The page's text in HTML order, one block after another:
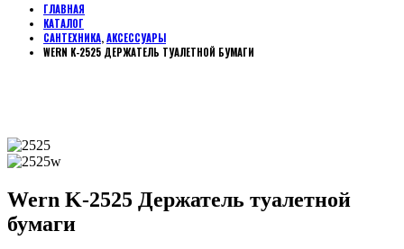
ГЛАВНАЯ
КАТАЛОГ
САНТЕХНИКА,АКСЕССУАРЫ
WERN K-2525 ДЕРЖАТЕЛЬ ТУАЛЕТНОЙ БУМАГИ
Wern K-2525 Держатель туалетной
бумаги